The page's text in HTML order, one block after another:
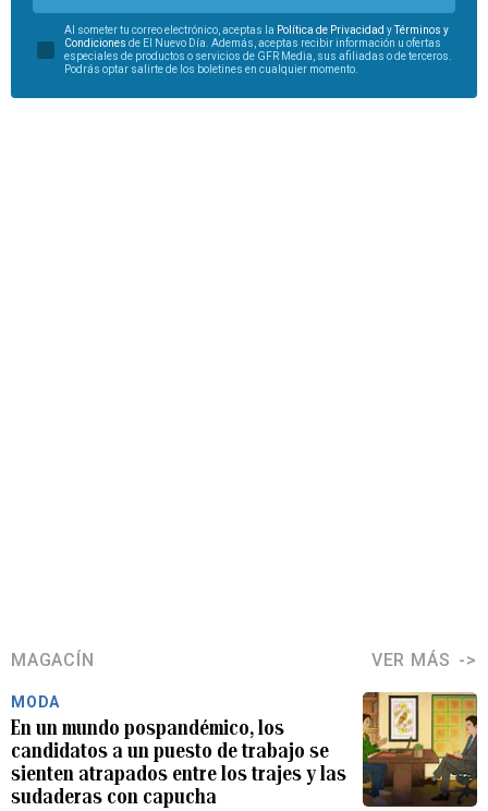
Al someter tu correo electrónico, aceptas la Política de Privacidad yTérminos y
Condiciones de El Nuevo Día. Además, aceptas recibir información u ofertas
especiales de productos o servicios de GFR Media, sus afiliadas o de terceros.
Podrás optar salirte de los boletines en cualquier momento.
MAGACÍN VER MÁS
MODA
En un mundo pospandémico, los
candidatos a un puesto de trabajo se
sienten atrapados entre los trajes y las
sudaderas con capucha